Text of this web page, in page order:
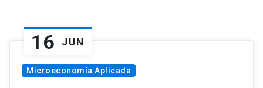
16 JUN
Microeconomía Aplicada